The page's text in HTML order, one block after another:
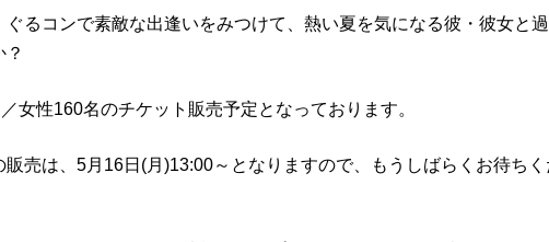
ぐるコンで素敵な出逢いをみつけて、熱い夏を気になる彼・彼女と
？
女性160名のチケット販売予定となっております。
販売は、5月16日(月)13:00～となりますので、もうしばらくお待ちく